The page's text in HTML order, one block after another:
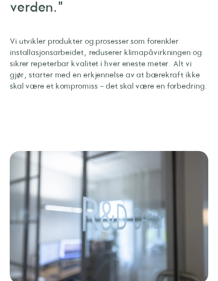
verden."
Vi utvikler produkter og prosesser som forenkler
installasjonsarbeidet, reduserer klimapåvirkningen og
sikrer repeterbar kvalitet i hver eneste meter. Alt vi
gjør, starter med en erkjennelse av at bærekraft ikke
skal være et kompromiss - det skal være en forbedring.